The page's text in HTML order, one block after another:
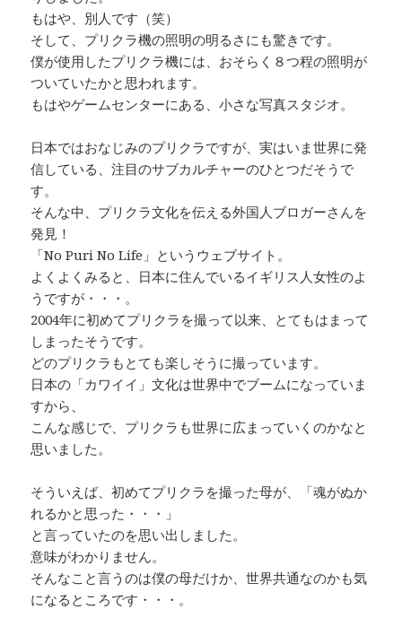
もはや、別人です（笑）
そして、プリクラ機の照明の明るさにも驚きです。
僕が使用したプリクラ機には、おそらく８つ程の照明が
ついていたかと思われます。
もはやゲームセンターにある、小さな写真スタジオ。
日本ではおなじみのプリクラですが、実はいま世界に発
信している、注目のサブカルチャーのひとつだそうで
す。
そんな中、プリクラ文化を伝える外国人ブロガーさんを
発見！
「No Puri No Life」というウェブサイト。
よくよくみると、日本に住んでいるイギリス人女性のよ
うですが・・・。
2004年に初めてプリクラを撮って以来、とてもはまって
しまったそうです。
どのプリクラもとても楽しそうに撮っています。
日本の「カワイイ」文化は世界中でブームになっていま
すから、
こんな感じで、プリクラも世界に広まっていくのかなと
思いました。
そういえば、初めてプリクラを撮った母が、「魂がぬか
れるかと思った・・・」
と言っていたのを思い出しました。
意味がわかりません。
そんなこと言うのは僕の母だけか、世界共通なのかも気
になるところです・・・。